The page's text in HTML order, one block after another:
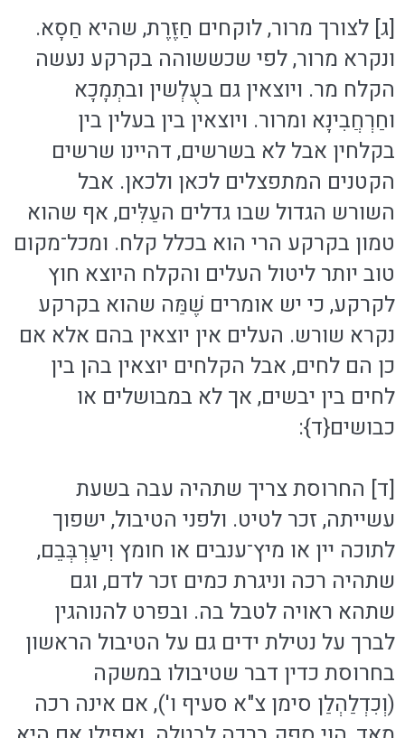
[ג] לצורך מרור, לוקחים חַזֶּרֶת, שהיא חַסָא.
ונקרא מרור, לפי שכששוהה בקרקע נעשה
הקלח מר. ויוצאין גם בעֻלְשין ובתְמָכָא
וחַרְחֲבִינָא ומרור. ויוצאין בין בעלין בין
בקלחין אבל לא בשרשים, דהיינו שרשים
הקטנים המתפצלים לכאן ולכאן. אבל
השורש הגדול שבו גדלים העַלִּים, אף שהוא
טמון בקרקע הרי הוא בכלל קלח. ומכל־מקום
טוב יותר ליטול העלים והקלח היוצא חוץ
לקרקע, כי יש אומרים שֶׁמַּה שהוא בקרקע
נקרא שורש. העלים אין יוצאין בהם אלא אם
כן הם לחים, אבל הקלחים יוצאין בהן בין
לחים בין יבשים, אך לא במבושלים או
כבושים{ד}:
[ד] החרוסת צריך שתהיה עבה בשעת
עשייתה, זכר לטיט. ולפני הטיבול, ישפוך
לתוכה יין או מיץ־ענבים או חומץ וִיעַרְבְּבֵם,
שתהיה רכה וניגרת כמים זכר לדם, וגם
שתהא ראויה לטבל בה. ובפרט להנוהגין
לברך על נטילת ידים גם על הטיבול הראשון
בחרוסת כדין דבר שטיבולו במשקה
(וְכִדְלַהְלַן סימן צ"א סעיף ו'), אם אינה רכה